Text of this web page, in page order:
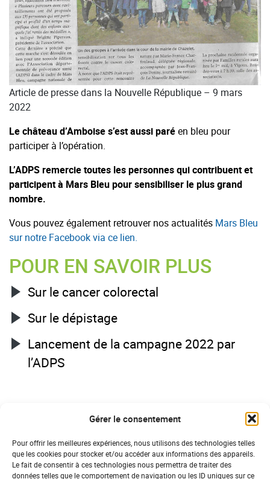
Gérer le consentement
Pour offrir les meilleures expériences, nous utilisons des technologies telles
que les cookies pour stocker et/ou accéder aux informations des appareils.
Le fait de consentir à ces technologies nous permettra de traiter des
données telles que le comportement de navigation ou les ID uniques sur ce
Article de presse dans la Nouvelle République – 9 mars
2022
Le château d’Amboise s’est aussi paréen bleu pour
participer à l’opération.
L’ADPS remercie toutes les personnes qui contribuent et
participent à Mars Bleu pour sensibiliser le plus grand
nombre.
Vous pouvez également retrouver nos actualités Mars Bleu
sur notre Facebook via ce lien.
POUR EN SAVOIR PLUS
Sur le cancer colorectal
Sur le dépistage
Lancement de la campagne 2022 par
l’ADPS